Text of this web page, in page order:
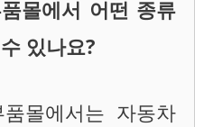
몰에서 어떤 종류
있나요?
몰에서는 자동차